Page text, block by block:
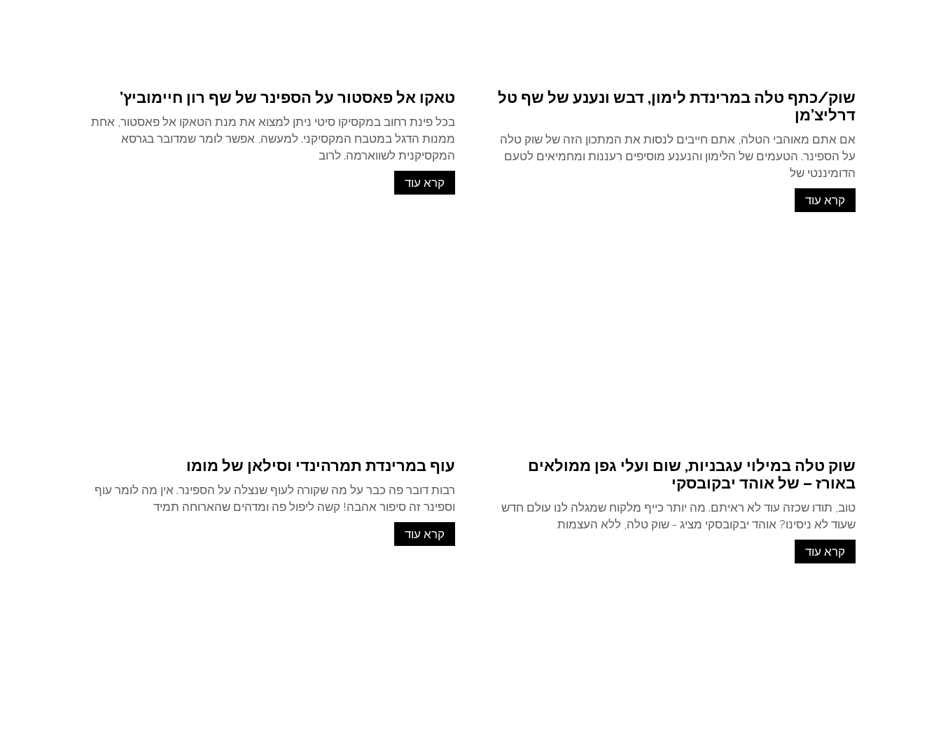
טאקו אל פאסטור על הספינר של שף רון חיימוביץ’
בכל פינת רחוב במקסיקו סיטי ניתן למצוא את מנת הטאקו אל פאסטור, אחת
ממנות הדגל במטבח המקסיקני. למעשה, אפשר לומר שמדובר בגרסא
המקסיקנית לשווארמה. לרוב
קרא עוד
שוק/כתף טלה במרינדת לימון, דבש ונענע של שף טל
דרליצ’מן
אם אתם מאוהבי הטלה, אתם חייבים לנסות את המתכון הזה של שוק טלה
על הספינר. הטעמים של הלימון והנענע מוסיפים רעננות ומחמיאים לטעם
הדומיננטי של
קרא עוד
עוף במרינדת תמרהינדי וסילאן של מומו
רבות דובר פה כבר על מה שקורה לעוף שנצלה על הספינר. אין מה לומר עוף
וספינר זה סיפור אהבה! קשה ליפול פה ומדהים שהארוחה תמיד
קרא עוד
שוק טלה במילוי עגבניות, שום ועלי גפן ממולאים
באורז – של אוהד יבקובסקי
טוב, תודו שכזה עוד לא ראיתם. מה יותר כייף מלקוח שמגלה לנו עולם חדש
שעוד לא ניסינו? אוהד יבקובסקי מציג - שוק טלה, ללא העצמות
קרא עוד